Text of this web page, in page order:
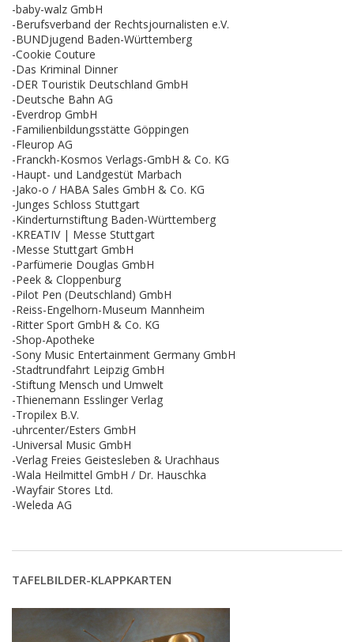
-baby-walz GmbH
-Berufsverband der Rechtsjournalisten e.V.
-BUNDjugend Baden-Württemberg
-Cookie Couture
-Das Kriminal Dinner
-DER Touristik Deutschland GmbH
-Deutsche Bahn AG
-Everdrop GmbH
-Familienbildungsstätte Göppingen
-Fleurop AG
-Franckh-Kosmos Verlags-GmbH & Co. KG
-Haupt- und Landgestüt Marbach
-Jako-o / HABA Sales GmbH & Co. KG
-Junges Schloss Stuttgart
-Kinderturnstiftung Baden-Württemberg
-KREATIV | Messe Stuttgart
-Messe Stuttgart GmbH
-Parfümerie Douglas GmbH
-Peek & Cloppenburg
-Pilot Pen (Deutschland) GmbH
-Reiss-Engelhorn-Museum Mannheim
-Ritter Sport GmbH & Co. KG
-Shop-Apotheke
-Sony Music Entertainment Germany GmbH
-Stadtrundfahrt Leipzig GmbH
-Stiftung Mensch und Umwelt
-Thienemann Esslinger Verlag
-Tropilex B.V.
-uhrcenter/Esters GmbH
-Universal Music GmbH
-Verlag Freies Geistesleben & Urachhaus
-Wala Heilmittel GmbH / Dr. Hauschka
-Wayfair Stores Ltd.
-Weleda AG
TAFELBILDER-KLAPPKARTEN